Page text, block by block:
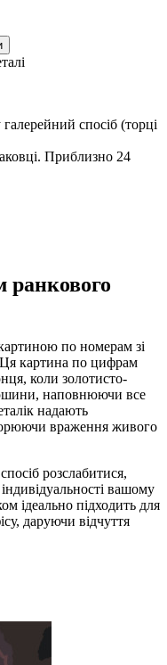
спосіб (торці
Приблизно 24
ранкового
по номерам зі
Ця картина по цифрам
коли золотисто-
наповнюючи все
надають
враження живого
розслабитися,
вашому
ідеально підходить для
даруючи відчуття